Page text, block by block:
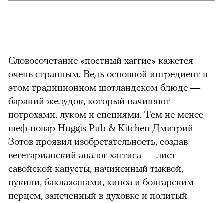
Словосочетание «постный хаггис» кажется
очень странным. Ведь основной ингредиент в
этом традиционном шотландском блюде —
бараний желудок, который начиняют
потрохами, луком и специями. Тем не менее
шеф-повар Huggis Pub & Kitchen Дмитрий
Зотов проявил изобретательность, создав
вегетарианский аналог хаггиса — лист
савойской капусты, начиненный тыквой,
цукини, баклажанами, киноа и болгарским
перцем, запеченный в духовке и политый